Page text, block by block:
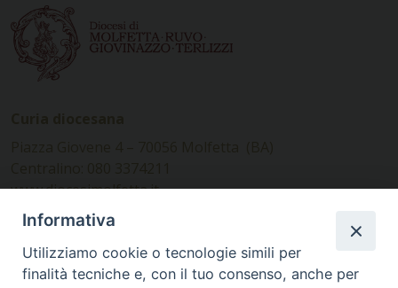
www.diocesimolfetta.it –
diocesimolfetta@pec.chiesacattolica.it
Ufficio Comunicazioni sociali
Informativa
Utilizziamo cookie o tecnologie simili per
finalità tecniche e, con il tuo consenso, anche per